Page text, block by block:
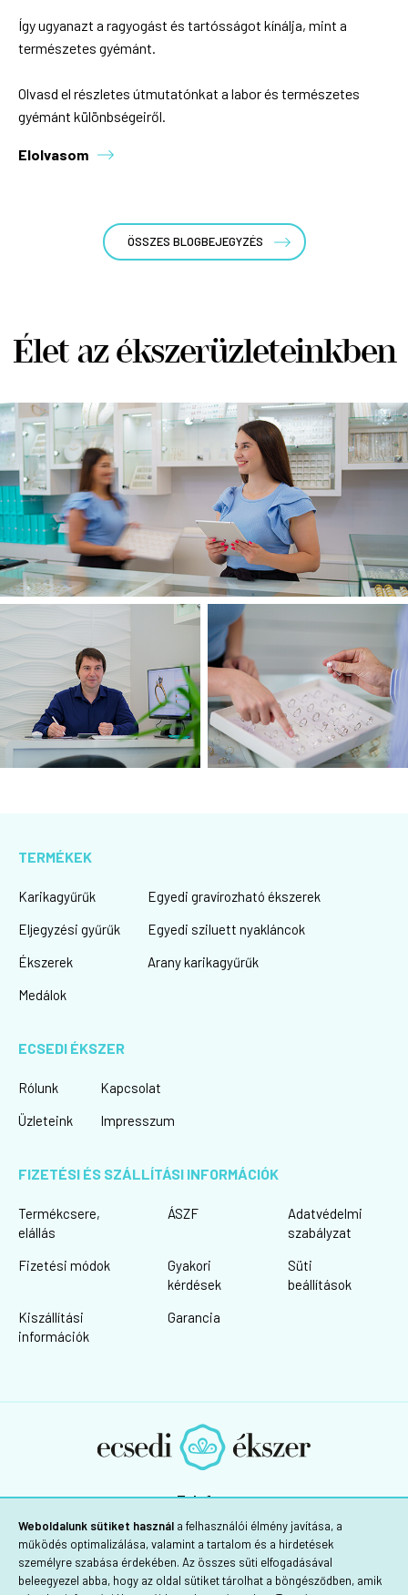
Weboldalunk sütiket használ a felhasználói élmény javítása, a
működés optimalizálása, valamint a tartalom és a hirdetések
személyre szabása érdekében. Az összes süti elfogadásával
beleegyezel abba, hogy az oldal sütiket tárolhat a böngésződben, amik
Így ugyanazt a ragyogást és tartósságot kínálja, mint a
természetes gyémánt.
Olvasd el részletes útmutatónkat a labor és természetes
gyémánt különbségeiről.
Elolvasom
ÖSSZES BLOGBEJEGYZÉS
Élet az ékszerüzleteinkben
TERMÉKEK
Karikagyűrűk
Eljegyzési gyűrűk
Ékszerek
Medálok
Egyedi gravírozható ékszerek
Egyedi sziluett nyakláncok
Arany karikagyűrűk
ECSEDI ÉKSZER
Rólunk
Üzleteink
Kapcsolat
Impresszum
FIZETÉSI ÉS SZÁLLÍTÁSI INFORMÁCIÓK
Termékcsere,
elállás
Fizetési módok
Kiszállítási
információk
ÁSZF
Gyakori
kérdések
Garancia
Adatvédelmi
szabályzat
Süti
beállítások
Telefon:
+36 30/725-1160